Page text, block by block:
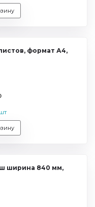
формат А4,
ширина 840 мм,